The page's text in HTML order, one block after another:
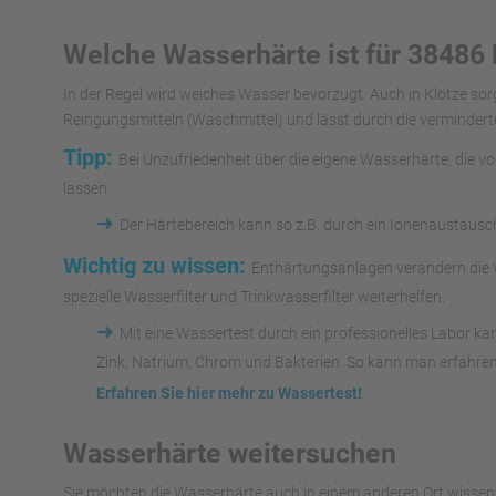
Welche Wasserhärte ist für
In der Regel wird weiches Wasser bevorzugt. Auch in Klötze
Reingungsmitteln (Waschmittel) und lässt durch die
Tipp: Bei Unzufriedenheit über die eigene Wasserhärte, die
lassen.
➜ Der Härtebereich kann so z.B. durch ein
Wichtig zu wissen: Enthärtungsanlagen verändern
spezielle Wasserfilter und Trinkwasserfilter weiterhelfen.
➜ Mit eine Wassertest durch ein professionelles Labor
Zink, Natrium, Chrom und Bakterien. So kann man
Erfahren Sie hier mehr zu Wassertest!
Wasserhärte weitersuchen